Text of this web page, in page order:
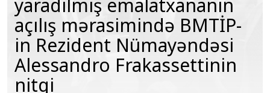
yaradılmış emalatxananın
açılış mərasimində BMTİP-
in Rezident Nümayəndəsi
Alessandro Frakassettinin
nitqi